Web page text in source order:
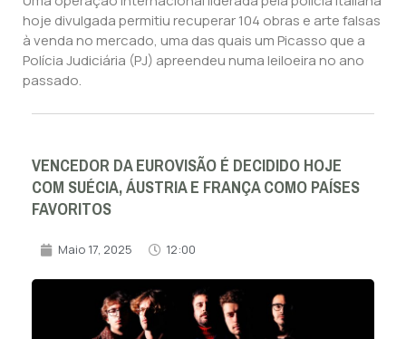
hoje divulgada permitiu recuperar 104 obras e arte falsas
à venda no mercado, uma das quais um Picasso que a
Polícia Judiciária (PJ) apreendeu numa leiloeira no ano
passado.
VENCEDOR DA EUROVISÃO É DECIDIDO HOJE
COM SUÉCIA, ÁUSTRIA E FRANÇA COMO PAÍSES
FAVORITOS
Maio 17, 2025 12:00